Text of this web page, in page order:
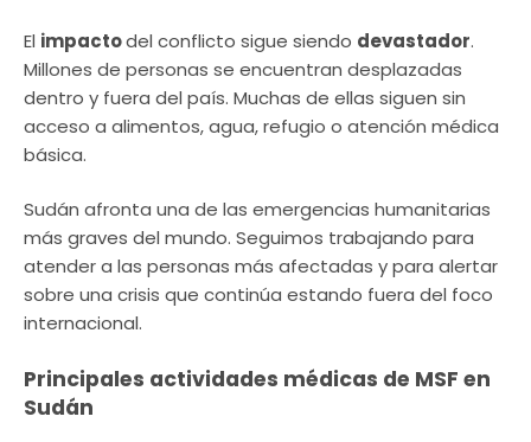
El impactodel conflicto sigue siendo devastador.
Millones de personas se encuentran desplazadas
dentro y fuera del país. Muchas de ellas siguen sin
acceso a alimentos, agua, refugio o atención médica
básica.
Sudán afronta una de las emergencias humanitarias
más graves del mundo. Seguimos trabajando para
atender a las personas más afectadas y para alertar
sobre una crisis que continúa estando fuera del foco
internacional.
Principales actividades médicas de MSF en
Sudán